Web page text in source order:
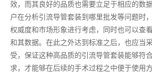
效，而其良好的品质也需要立足于相应的数
户在分析引流导管套装到哪里批发等问题时
权威度和市场形象进行考虑，同时也可以查
和其数据。在此之外达到标准之后，也应当
受，保证这种高品质的引流导管套装能够符
求，才能够在后续的手术过程之中便于使用方